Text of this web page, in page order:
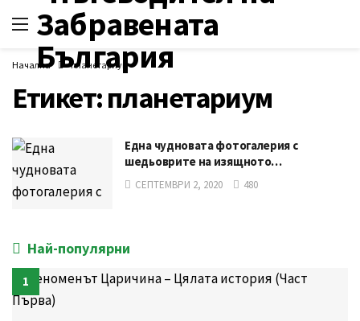
Начална планетариум
Етикет:планетариум
Една чудновата фотогалерия с
шедьоврите на изящното…
СЕПТЕМВРИ 2, 2020 480
Най-популярни